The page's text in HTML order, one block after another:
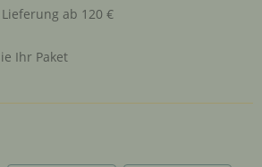
ab 120 €
Ihr Paket